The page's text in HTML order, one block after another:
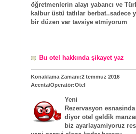
öğretmenlerin alayı yabancı ve
kalbur üstü tatlılar berbat..sadece
bir düzen var tavsiye etmiyorum
Bu otel hakkında şikayet yaz
Konaklama Zamanı:2 temmuz 2016
Acenta/Operatör:Otel
Yeni
Rezervasyon
diyor otel geldik
biz ayarlayamiyoruz